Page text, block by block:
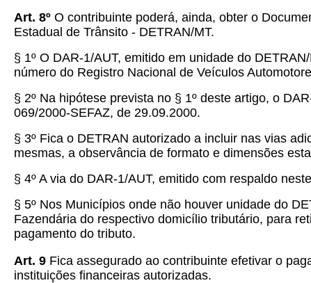
Art. 8º O contribuinte poderá, ainda, obter o
Estadual de Trânsito - DETRAN/MT.
§ 1º O DAR-1/AUT, emitido em unidade do
número do Registro Nacional de Veículos
§ 2º Na hipótese prevista no § 1º deste artigo, o
069/2000-SEFAZ, de 29.09.2000.
§ 3º Fica o DETRAN autorizado a incluir nas vias
mesmas, a observância de formato e dimensões
§ 4º A via do DAR-1/AUT, emitido com respaldo
§ 5º Nos Municípios onde não houver unidade do
Fazendária do respectivo domicílio tributário, para
pagamento do tributo.
Art. 9 Fica assegurado ao contribuinte efetivar o
instituições financeiras autorizadas.